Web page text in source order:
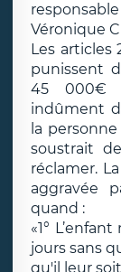
Véronique
Les articles
punissent
45 000€
indûment
la
soustrait
réclamer.
aggravée
quand :
«1°
jours sans
qu'il leur